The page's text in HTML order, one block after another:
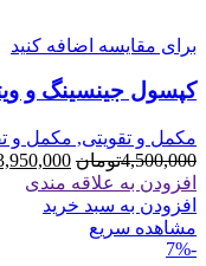
برای مقایسه اضافه کنید
کپسول جینسینگ و
مکمل و تقویتی, مکمل و
4,500,000تومان قیمت
اصلی
افزودن به علاقه مندی
افزودن به سبد خرید
مشاهده سریع
-7%